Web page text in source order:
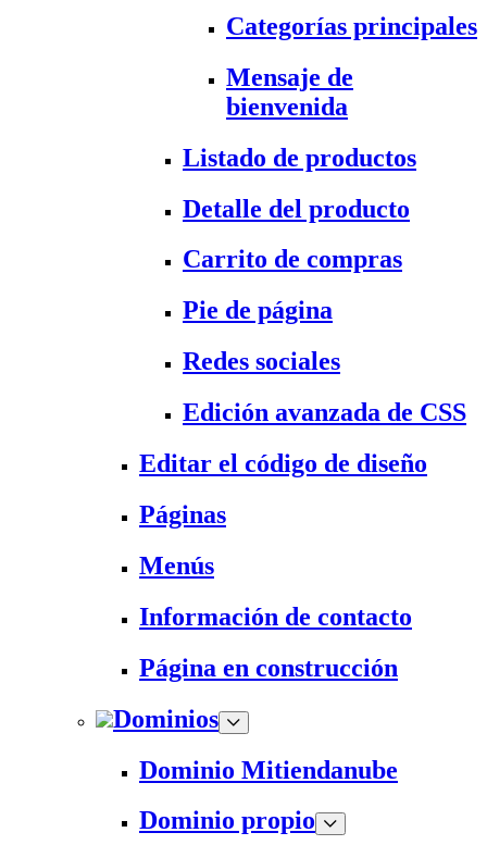
Categorías principales
Mensaje de
bienvenida
Listado de productos
Detalle del producto
Carrito de compras
Pie de página
Redes sociales
Edición avanzada de CSS
Editar el código de diseño
Páginas
Menús
Información de contacto
Página en construcción
Dominios
Dominio Mitiendanube
Dominio propio